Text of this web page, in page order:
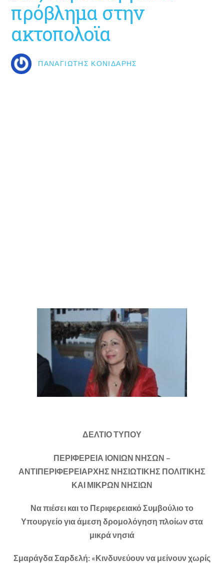
πρόβλημα στην
ακτοπολοϊα
ΠΑΝΑΓΙΏΤΗΣ ΚΟΝΙΔΆΡΗΣ
ΔΕΛΤΙΟ ΤΥΠΟΥ
ΠΕΡΙΦΕΡΕΙΑ ΙΟΝΙΩΝ ΝΗΣΩΝ –
ΑΝΤΙΠΕΡΙΦΕΡΕΙΑΡΧΗΣ ΝΗΣΙΩΤΙΚΗΣ ΠΟΛΙΤΙΚΗΣ
ΚΑΙ ΜΙΚΡΩΝ ΝΗΣΙΩΝ
Να πιέσει και το Περιφερειακό Συμβούλιο το
Υπουργείο για άμεση δρομολόγηση πλοίων στα
μικρά νησιά
Σμαράγδα Σαρδελή: «Κινδυνεύουν να μείνουν χωρίς